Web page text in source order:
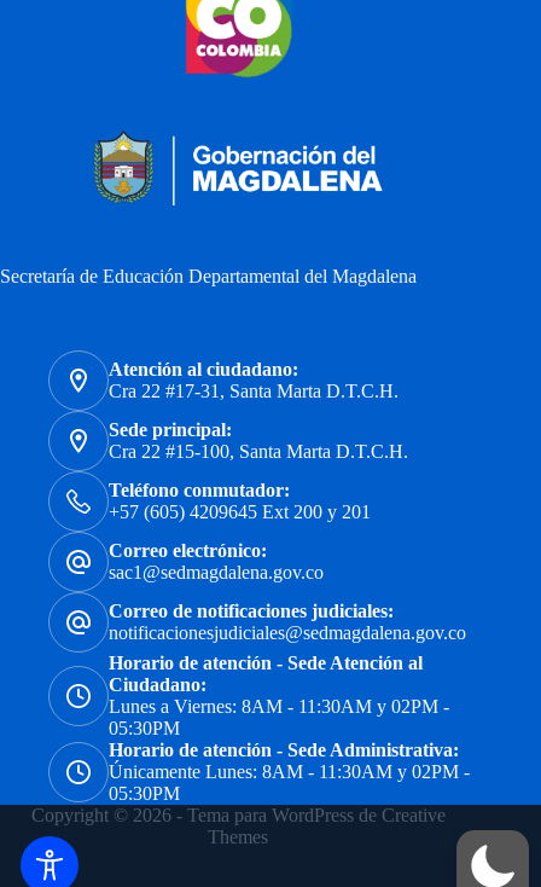
Secretaría de Educación Departamental del Magdalena
Atención al ciudadano:
Cra 22 #17-31, Santa Marta D.T.C.H.
Sede principal:
Cra 22 #15-100, Santa Marta D.T.C.H.
Teléfono conmutador:
+57 (605) 4209645 Ext 200 y 201
Correo electrónico:
sac1@sedmagdalena.gov.co
Correo de notificaciones judiciales:
notificacionesjudiciales@sedmagdalena.gov.co
Horario de atención - Sede Atención al
Ciudadano:
Lunes a Viernes: 8AM - 11:30AM y 02PM -
05:30PM
Horario de atención - Sede Administrativa:
Únicamente Lunes: 8AM - 11:30AM y 02PM -
05:30PM
Copyright © 2026 - Tema para WordPress de Creative
Themes